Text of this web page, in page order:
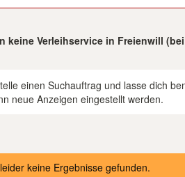
keine Verleihservice in Freienwill
einen Suchauftrag und lasse dich
neue Anzeigen eingestellt werden.
keine Ergebnisse gefunden.